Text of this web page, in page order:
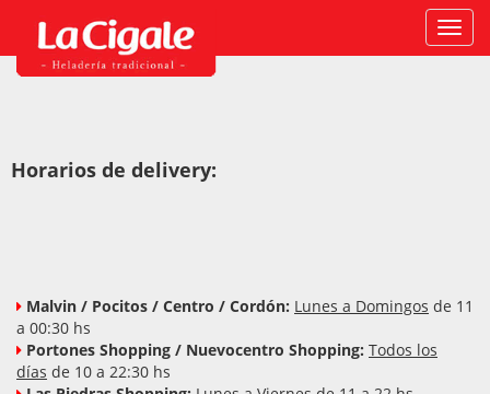
Horarios de delivery:
Malvin / Pocitos / Centro / Cordón: Lunes a Domingos de 11
a 00:30 hs
Portones Shopping / Nuevocentro Shopping: Todos los
días de 10 a 22:30 hs